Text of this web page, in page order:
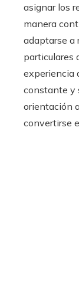
asignar los
manera
adaptarse a
particulares
experiencia
constante y
orientación
convertirse